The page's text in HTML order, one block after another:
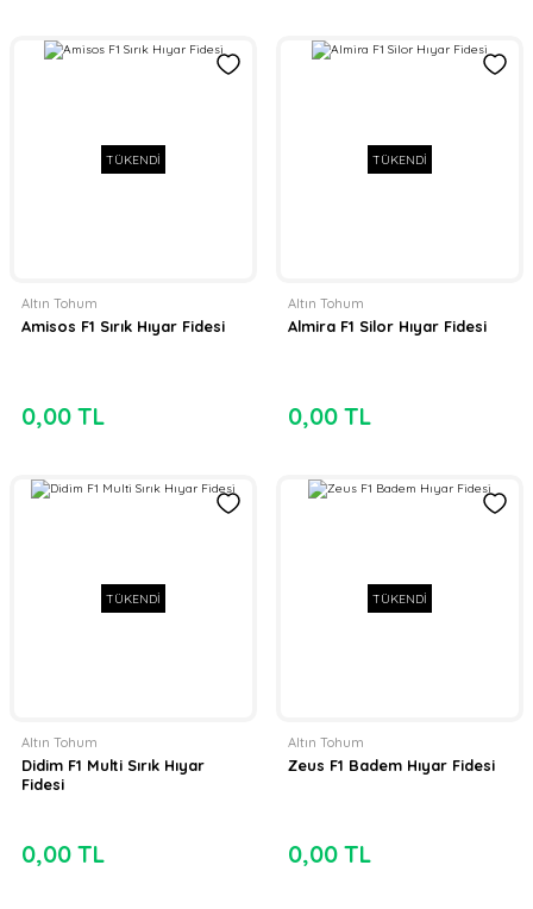
TÜKENDİ
Altın Tohum
Amisos F1 Sırık Hıyar Fidesi
0,00 TL
TÜKENDİ
Altın Tohum
Almira F1 Silor Hıyar Fidesi
0,00 TL
TÜKENDİ
Altın Tohum
Didim F1 Multi Sırık Hıyar
Fidesi
0,00 TL
TÜKENDİ
Altın Tohum
Zeus F1 Badem Hıyar Fidesi
0,00 TL